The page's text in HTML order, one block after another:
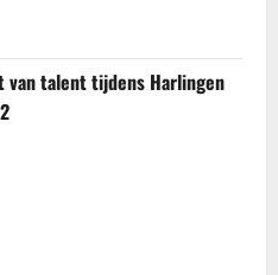
van talent tijdens Harlingen